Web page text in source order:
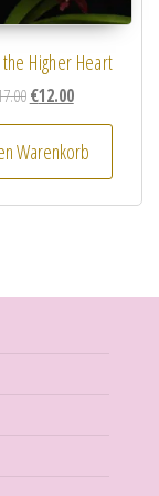
Higher Heart
Ursprünglicher Preis
€12.00Aktueller Preis
Warenkorb